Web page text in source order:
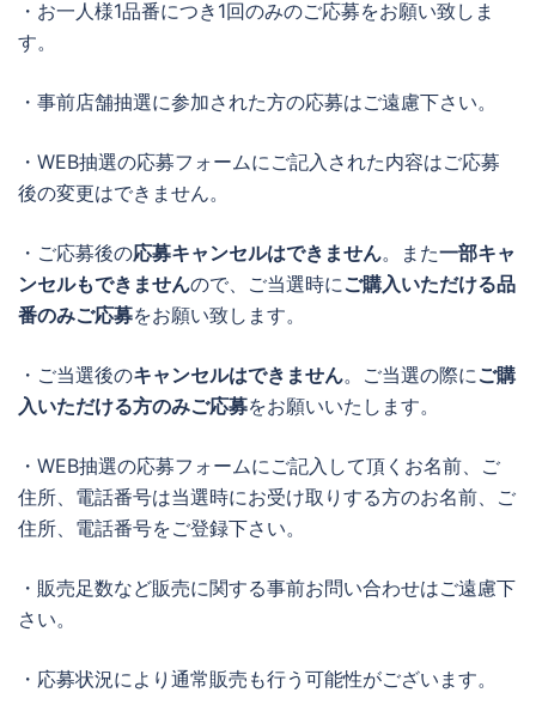
・お一人様1品番につき1回のみのご応募をお願い致しま
す。
・事前店舗抽選に参加された方の応募はご遠慮下さい。
・WEB抽選の応募フォームにご記入された内容はご応募
後の変更はできません。
・ご応募後の応募キャンセルはできません。また一部キャ
ンセルもできませんので、ご当選時にご購入いただける品
番のみご応募をお願い致します。
・ご当選後のキャンセルはできません。ご当選の際にご購
入いただける方のみご応募をお願いいたします。
・WEB抽選の応募フォームにご記入して頂くお名前、ご
住所、電話番号は当選時にお受け取りする方のお名前、ご
住所、電話番号をご登録下さい。
・販売足数など販売に関する事前お問い合わせはご遠慮下
さい。
・応募状況により通常販売も行う可能性がございます。